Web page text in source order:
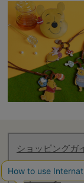
ショッピングガ
マイページ